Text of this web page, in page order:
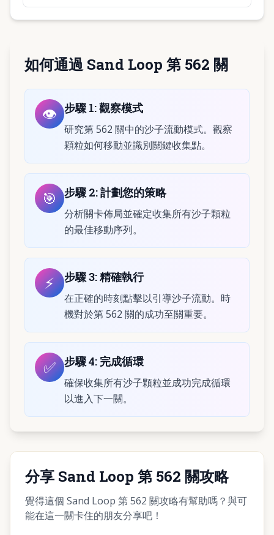
如何通過 Sand Loop 第 562 關
👁️ 步驟 1:觀察模式
研究第 562 關中的沙子流動模式。觀察
顆粒如何移動並識別關鍵收集點。
🎯 步驟 2:計劃您的策略
分析關卡佈局並確定收集所有沙子顆粒
的最佳移動序列。
⚡ 步驟3:精確執行
在正確的時刻點擊以引導沙子流動。時
機對於第 562 關的成功至關重要。
✅ 步驟4: 完成循環
確保收集所有沙子顆粒並成功完成循環
以進入下一關。
分享 Sand Loop 第 562 關攻略
覺得這個 Sand Loop 第 562 關攻略有幫助嗎？與可
能在這一關卡住的朋友分享吧！